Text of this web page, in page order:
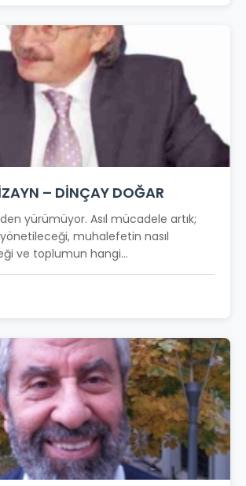
– DİNÇAY DOĞAR
yürümüyor. Asıl mücadele artık;
muhalefetin nasıl
ve toplumun hangi...